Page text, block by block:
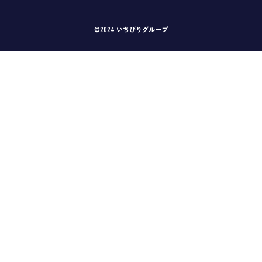
©2024 いちびりグループ